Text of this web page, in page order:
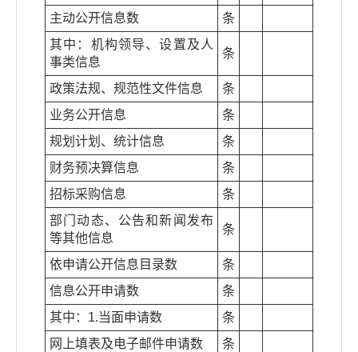
主动公开信息数
条
其中：机构领导、设置及人
事类信息
条
政策法规、规范性文件信息
条
业务公开信息
条
规划计划、统计信息
条
财务预决算信息
条
招标采购信息
条
部门动态、公告和新闻发布
等其他信息
条
依申请公开信息目录数
条
信息公开申请数
条
其中：1.当面申请数
条
网上填表及电子邮件申请数
条